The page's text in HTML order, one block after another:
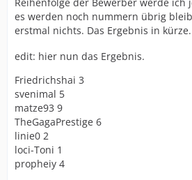
es werden noch nummern übrig
erstmal nichts. Das Ergebnis in
edit: hier nun das Ergebnis.
Friedrichshai 3
svenimal 5
matze93 9
TheGagaPrestige 6
linie0 2
loci-Toni 1
propheiy 4